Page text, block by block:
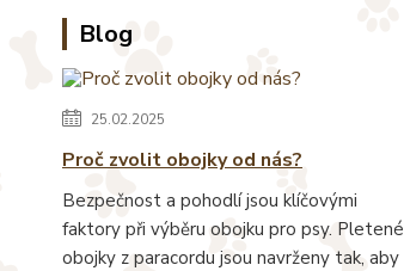
Blog
25.02.2025
Proč zvolit obojky od nás?
Bezpečnost a pohodlí jsou klíčovými
faktory při výběru obojku pro psy. Pletené
obojky z paracordu jsou navrženy tak, aby